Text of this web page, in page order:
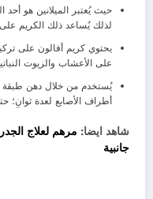
حيث يُعتبر الميلانين هو
لذلك يُساعد ذلك الكريم على
يحتوي كريم أفالون على
على الأعشاب والزيوت
يُستخدم من خلال دهن طبقة
أطراف الأصابع لعدة ثوانِ؛
شاهد ايضا: مرهم لعلاج
جانبية